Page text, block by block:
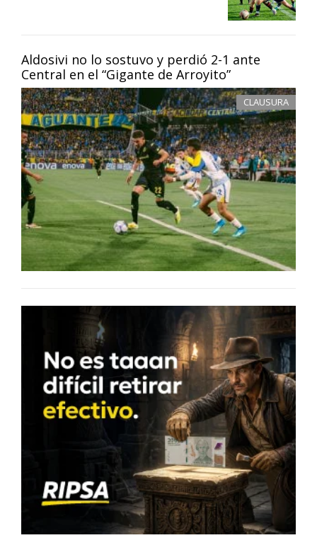
Aldosivi no lo sostuvo y perdió 2-1 ante
Central en el “Gigante de Arroyito”
CLAUSURA